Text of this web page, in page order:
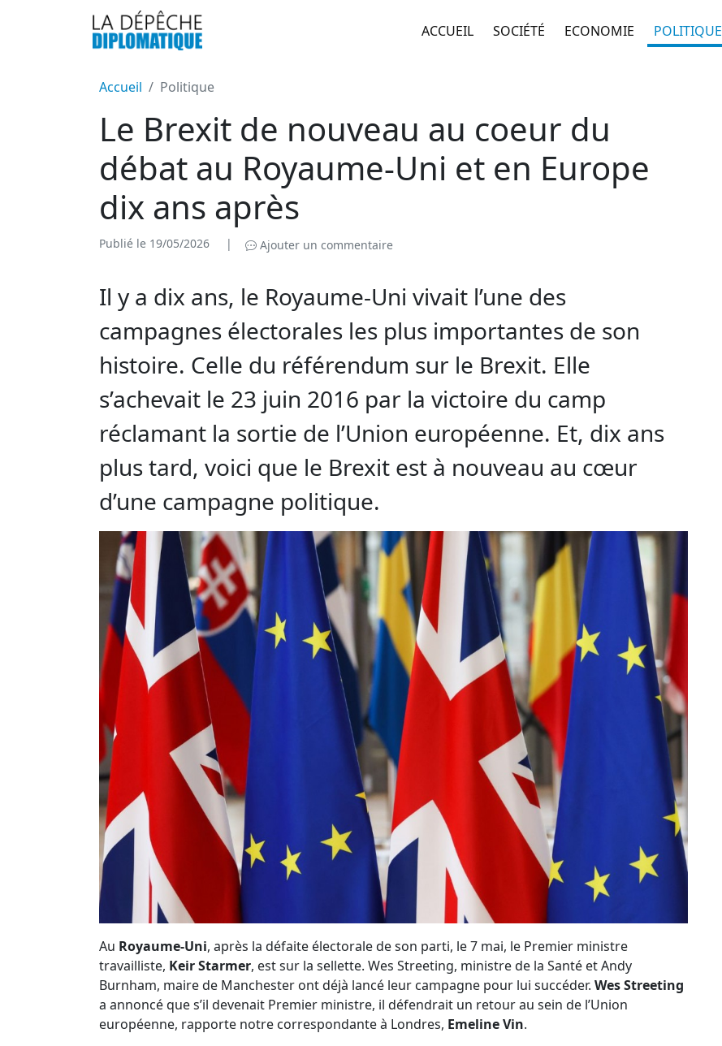
ACCUEIL SOCIÉTÉ ECONOMIE POLITIQUE
Accueil Politique
Le Brexit de nouveau au coeur du
débat au Royaume-Uni et en Europe
dix ans après
Publié le 19/05/2026 | Ajouter un commentaire
Il y a dix ans, le Royaume-Uni vivait l’une des
campagnes électorales les plus importantes de son
histoire. Celle du référendum sur le Brexit. Elle
s’achevait le 23 juin 2016 par la victoire du camp
réclamant la sortie de l’Union européenne. Et, dix ans
plus tard, voici que le Brexit est à nouveau au cœur
d’une campagne politique.
Au Royaume-Uni, après la défaite électorale de son parti, le 7 mai, le Premier ministre
travailliste, Keir Starmer, est sur la sellette. Wes Streeting, ministre de la Santé et Andy
Burnham, maire de Manchester ont déjà lancé leur campagne pour lui succéder. Wes Streeting
a annoncé que s’il devenait Premier ministre, il défendrait un retour au sein de l’Union
européenne, rapporte notre correspondante à Londres, Emeline Vin.